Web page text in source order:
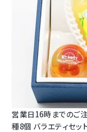
営業日16時までのご
種8個 バラエティセット ゼ